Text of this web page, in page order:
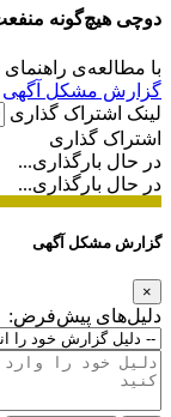
دوچی هیچ‌گونه
با مطالعه‌ی راهنمای
گزارش مشکل آگهی
لینک اشتراک گذاری
اشتراک گذاری
در حال بارگذاری...
در حال بارگذاری...
گزارش مشکل آگهی
×
دلیل‌های پیش‌فرض: